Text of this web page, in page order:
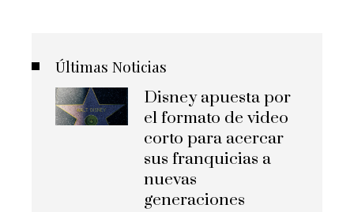
Últimas Noticias
Disney apuesta por
el formato de video
corto para acercar
sus franquicias a
nuevas
generaciones